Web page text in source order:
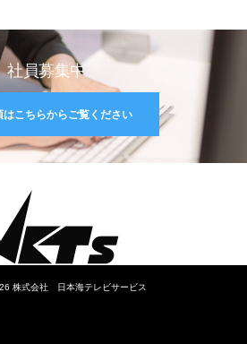
社員募集中
はこちらからご覧ください
株式会社 日本海テレビサービス